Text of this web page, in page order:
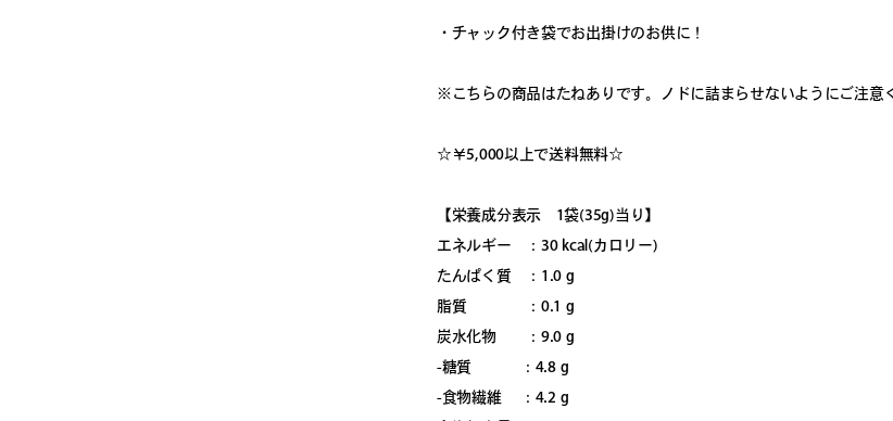
・チャック付き袋でお出掛けのお供に！
※こちらの商品はたねありです。ノドに詰まらせないようにご注意
☆￥5,000以上で送料無料☆
【栄養成分表示 1袋(35g)当り】
エネルギー ：30 kcal(カロリー)
たんぱく質 ：1.0 g
脂質 ：0.1 g
炭水化物 ：9.0 g
-糖質 ：4.8 g
-食物繊維 ：4.2 g